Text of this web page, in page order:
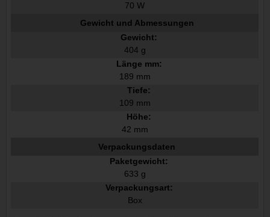
70 W
Gewicht und Abmessungen
Gewicht:
404 g
Länge mm:
189 mm
Tiefe:
109 mm
Höhe:
42 mm
Verpackungsdaten
Paketgewicht:
633 g
Verpackungsart:
Box